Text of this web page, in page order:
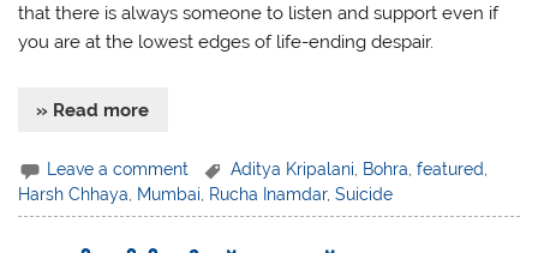
that there is always someone to listen and support even if
you are at the lowest edges of life-ending despair.
» Read more
Leave a comment Aditya Kripalani Bohra ,featured
Harsh Chhaya, Mumbai, Rucha Inamdar,Suicide